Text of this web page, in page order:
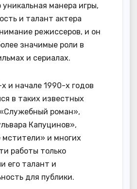
уникальная манера игры,
и талант актера
режиссеров, и он
значимые роли в
и сериалах.
и начале 1990-х годов
в таких известных
роман»,
Капуцинов»,
и многих
работы только
его талант и
для публики.